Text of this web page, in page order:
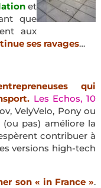
et
que
aux
ses ravages…
qui
Les Echos, 10
VelyVelo, Pony ou
(ou pas) améliore la
contribuer à
versions high-tech
son « in France ».